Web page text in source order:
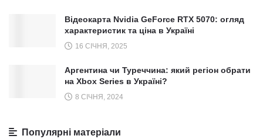
Відеокарта Nvidia GeForce RTX 5070: огляд
характеристик та ціна в Україні
16 СІЧНЯ, 2025
Аргентина чи Туреччина: який регіон обрати
на Xbox Series в Україні?
8 СІЧНЯ, 2024
Популярні матеріали